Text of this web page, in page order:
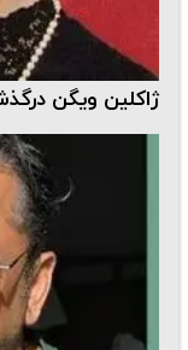
ژاکلین ویگن